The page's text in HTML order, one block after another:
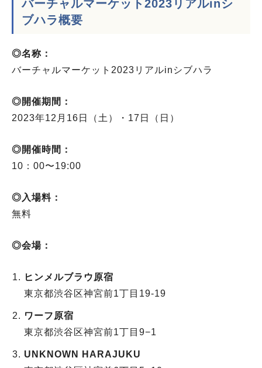
バーチャルマーケット2023リアルinシ
ブハラ概要
◎名称：
バーチャルマーケット2023リアルinシブハラ
◎開催期間：
2023年12月16日（土）・17日（日）
◎開催時間：
10：00〜19:00
◎入場料：
無料
◎会場：
ヒンメルブラウ原宿
東京都渋谷区神宮前1丁目19-19
ワーフ原宿
東京都渋谷区神宮前1丁目9−1
UNKNOWN HARAJUKU